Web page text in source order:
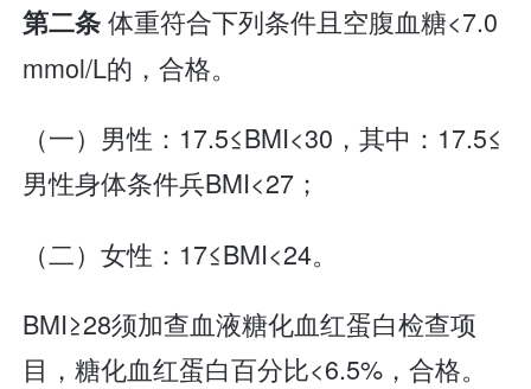
第二条体重符合下列条件且空腹血糖<7.0
mmol/L的，合格。
（一）男性：17.5≤BMI<30，其中：17.5≤
男性身体条件兵BMI<27；
（二）女性：17≤BMI<24。
BMI≥28须加查血液糖化血红蛋白检查项
目，糖化血红蛋白百分比<6.5%，合格。